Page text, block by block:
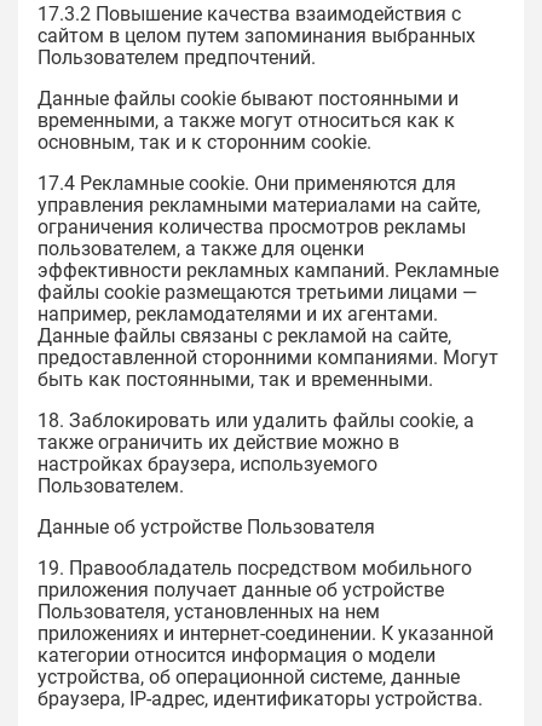
17.3.2 Повышение качества взаимодействия с
сайтом в целом путем запоминания выбранных
Пользователем предпочтений.
Данные файлы cookie бывают постоянными и
временными, а также могут относиться как к
основным, так и к сторонним cookie.
17.4 Рекламные cookie. Они применяются для
управления рекламными материалами на сайте,
ограничения количества просмотров рекламы
пользователем, а также для оценки
эффективности рекламных кампаний. Рекламные
файлы cookie размещаются третьими лицами —
например, рекламодателями и их агентами.
Данные файлы связаны с рекламой на сайте,
предоставленной сторонними компаниями. Могут
быть как постоянными, так и временными.
18. Заблокировать или удалить файлы cookie, а
также ограничить их действие можно в
настройках браузера, используемого
Пользователем.
Данные об устройстве Пользователя
19. Правообладатель посредством мобильного
приложения получает данные об устройстве
Пользователя, установленных на нем
приложениях и интернет-соединении. К указанной
категории относится информация о модели
устройства, об операционной системе, данные
браузера, IP-адрес, идентификаторы устройства.